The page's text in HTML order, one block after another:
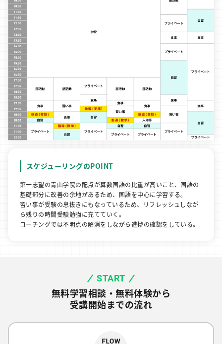
スケジューリングのPOINT
第一志望の青山学院の配点が算数国語の比重が高いこと、国語の
基礎部分に改善の余地があるため、国語を中心に学習する。
習い事が受験の息抜きにもなっているため、リフレッシュしなが
ら残りの時間受験勉強に充てていく。
コーチングでは不明点の解消をしながら進捗の確認をしている。
START
無料学習相談・無料体験から
受講開始までの流れ